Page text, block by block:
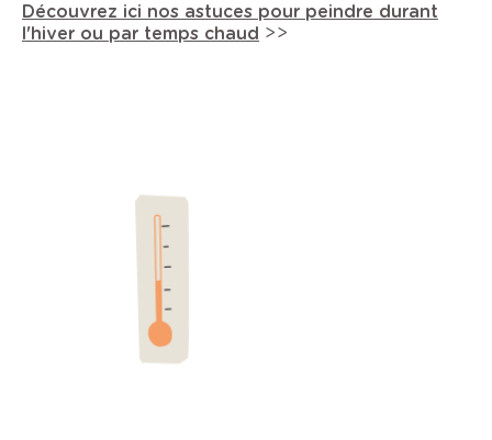
Découvrez ici nos astuces pour peindre durant
l'hiver ou par temps chaud >>